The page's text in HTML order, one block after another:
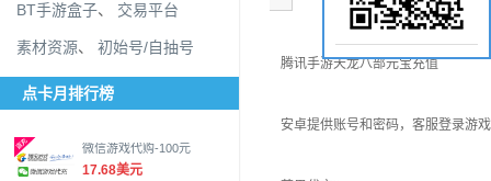
BT手游盒子、 交易平台
素材资源、 初始号/自抽号
点卡月排行榜
微信游戏代购-100元
17.68美元
腾讯手游天龙八部元宝充值
安卓提供账号和密码，客服登录游